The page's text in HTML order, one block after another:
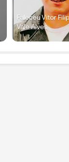
Faleceu Vítor
Vale Alves